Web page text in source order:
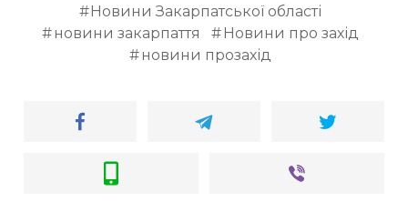
Новини Закарпатської області
новини закарпаття
Новини про захід
новини прозахід